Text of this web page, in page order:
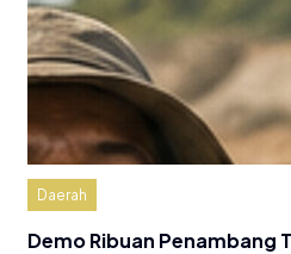
Daerah
Demo Ribuan Penambang